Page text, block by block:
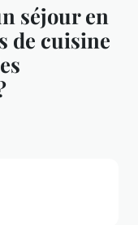
séjour en
de cuisine